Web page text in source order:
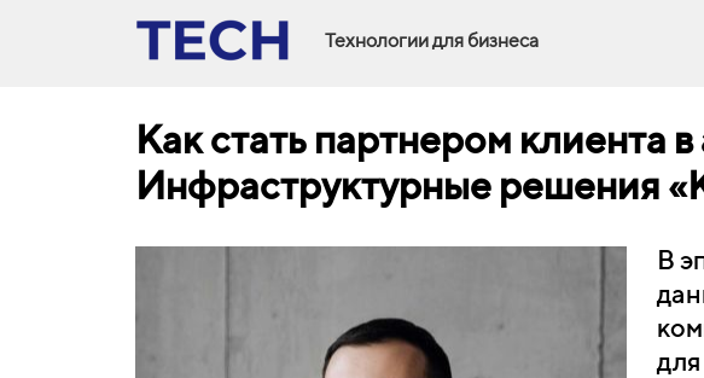
Технологии для бизнеса
Как стать партнером клиента
Инфраструктурные решения
В